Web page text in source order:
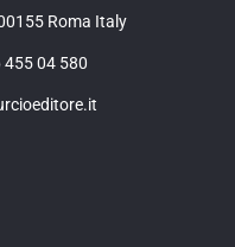
Roma Italy
455 04 580